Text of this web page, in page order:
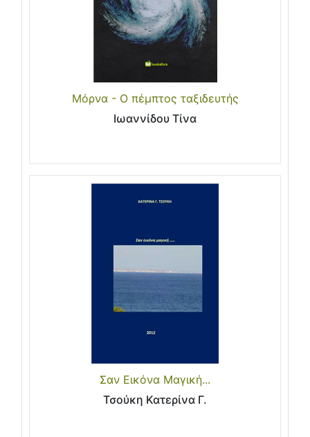
Μόρνα - Ο πέμπτος ταξιδευτής
Ιωαννίδου Τίνα
Σαν Εικόνα Μαγική...
Τσούκη Κατερίνα Γ.